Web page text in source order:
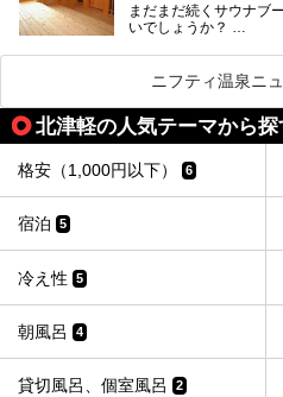
まだまだ続くサウナブ
いでしょうか？
そこでコスパ抜群！
紹介します。
格安でも充実の施設で
今回は青森県にある
介します！
ニフティ温泉ニ
北津軽の人気テーマから探
格安（1,000円以下） 6
宿泊 5
冷え性 5
朝風呂 4
貸切風呂、個室風呂 2